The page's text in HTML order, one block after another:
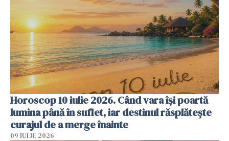
Horoscop 10 iulie 2026. Când vara își poartă
lumina până în suflet, iar destinul răsplătește
curajul de a merge înainte
09 IULIE 2026